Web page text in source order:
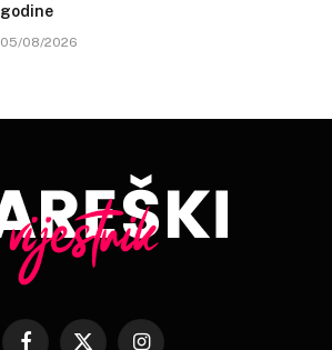
godine
05/08/2026